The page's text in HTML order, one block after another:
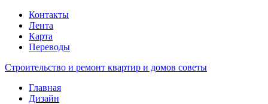
Контакты
Лента
Карта
Переводы
Строительство и ремонт квартир и домов советы
Главная
Дизайн